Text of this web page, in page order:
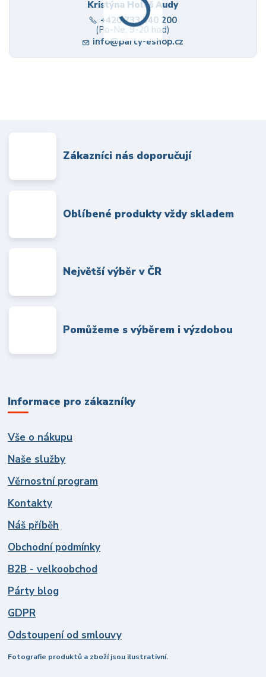
Kristýna Holeš Audy
+420 733 540 200
(Po-Ne, 9-20 hod)
info@party-eshop.cz
Zákazníci nás doporučují
Oblíbené produkty vždy skladem
Největší výběr v ČR
Pomůžeme s výběrem i výzdobou
Informace pro zákazníky
Vše o nákupu
Naše služby
Věrnostní program
Kontakty
Náš příběh
Obchodní podmínky
B2B - velkoobchod
Párty blog
GDPR
Odstoupení od smlouvy
Fotografie produktů a zboží jsou ilustrativní.